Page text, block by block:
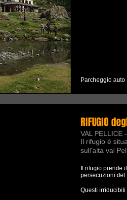
Parcheggio auto
RIFUGIO
VAL PELLICE
Il rifugio è
sull’alta val
Il rifugio prende
persecuzioni
Questi